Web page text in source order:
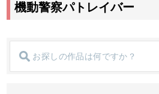
機動警察パトレイバー